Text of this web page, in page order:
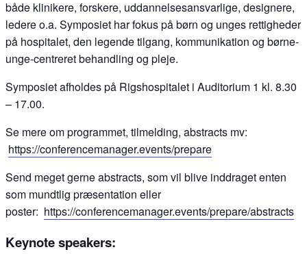
både klinikere, forskere, uddannelsesansvarlige, designere,
ledere o.a. Symposiet har fokus på børn og unges rettigheder
på hospitalet, den legende tilgang, kommunikation og børne-
unge-centreret behandling og pleje.
Symposiet afholdes på Rigshospitalet i Auditorium 1 kl. 8.30
– 17.00.
Se mere om programmet, tilmelding, abstracts mv:
https://conferencemanager.events/prepare
Send meget gerne abstracts, som vil blive inddraget enten
som mundtlig præsentation eller
poster: https://conferencemanager.events/prepare/abstracts
Keynote speakers: